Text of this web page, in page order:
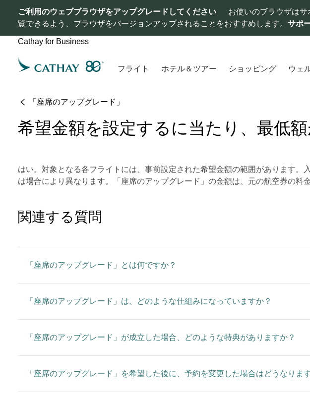
ご利用のウェブブラウザをアップグレードしてください
お使いのブラウザは
覧できるよう、ブラウザをバージョンアップされることをおすすめします。 サポ
Cathay for Business
フライト ホテル＆ツアー ショッピング ウェ
「座席のアップグレード」
希望金額を設定するに当たり、最低
はい。対象となる各フライトには、事前設定された希望金額の範囲があります。
は場合により異なります。「座席のアップグレード」の金額は、元の航空券の料
関連する質問
「座席のアップグレード」とは何ですか？
「座席のアップグレード」は、どのような仕組みになっていますか？
「座席のアップグレード」が成立した場合、どのような特典がありますか？
「座席のアップグレード」を希望した後に、予約を変更した場合はどうなりま